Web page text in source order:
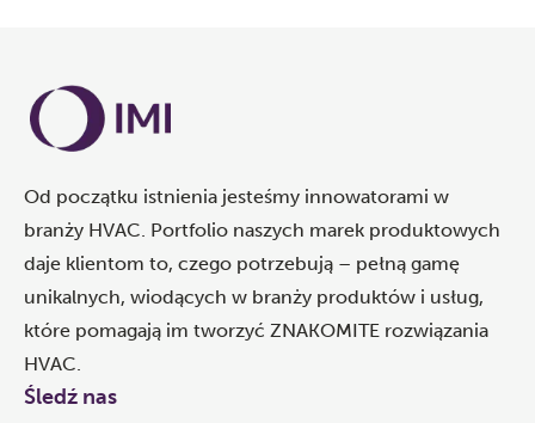
Od początku istnienia jesteśmy innowatorami w
branży HVAC. Portfolio naszych marek produktowych
daje klientom to, czego potrzebują – pełną gamę
unikalnych, wiodących w branży produktów i usług,
które pomagają im tworzyć ZNAKOMITE rozwiązania
HVAC.
Śledź nas